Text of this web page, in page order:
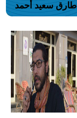
طارق سعيد أحمد